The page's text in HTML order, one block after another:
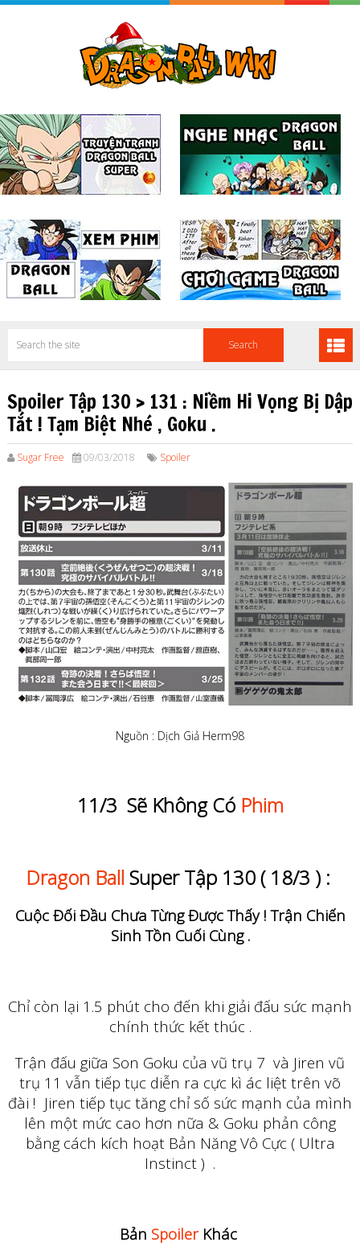
Spoiler Tập 130 > 131 : Niềm Hi Vọng Bị Dập
Tắt ! Tạm Biệt Nhé , Goku .
Sugar Free 09/03/2018 Spoiler
Nguồn : Dịch Giả Herm98
11/3 Sẽ Không Có Phim
Dragon Ball Super Tập 130 ( 18/3 ) :
Cuộc Đối Đầu Chưa Từng Được Thấy ! Trận Chiến
Sinh Tồn Cuối Cùng .
Chỉ còn lại 1.5 phút cho đến khi giải đấu sức mạnh
chính thức kết thúc .
Trận đấu giữa Son Goku của vũ trụ 7 và Jiren vũ
trụ 11 vẫn tiếp tục diễn ra cực kì ác liệt trên võ
đài ! Jiren tiếp tục tăng chỉ số sức mạnh của mình
lên một mức cao hơn nữa & Goku phản công
bằng cách kích hoạt Bản Năng Vô Cực ( Ultra
Instinct ) .
Bản SpoilerKhác